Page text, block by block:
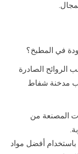
في المطبخ؟
الصادرة
مدخنة شفاط
المصنعة من
أفضل مواد